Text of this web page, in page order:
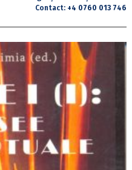
Contact: +4 0760 013 746